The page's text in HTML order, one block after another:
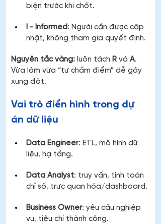
biện trước khi chốt.
I - Informed: Người cần được cập
nhật, không tham gia quyết định.
Nguyên tắc vàng: luôn tách R và A.
Vừa làm vừa “tự chấm điểm” dễ gây
xung đột.
Vai trò điển hình trong dự
án dữ liệu
Data Engineer: ETL, mô hình dữ
liệu, hạ tầng.
Data Analyst: truy vấn, tính toán
chỉ số, trực quan hóa/dashboard.
Business Owner: yêu cầu nghiệp
vụ, tiêu chí thành công.